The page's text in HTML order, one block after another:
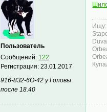
Пользователь
Сообщений: 122
Регистрация:23.01.2017
916-8З2-6О-42 у Головы
после 18.40
Ищу: